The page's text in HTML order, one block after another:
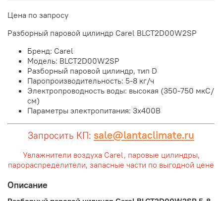
Цена по запросу
Разборный паровой цилиндр Carel BLCT2D00W2SP
Бренд: Carel
Модель: BLCT2D00W2SP
Разборный паровой цилиндр, тип D
Паропроизводительность: 5-8 кг/ч
Электропроводность воды: высокая (350-750 мкС/
см)
Параметры электропитания: 3x400В
Запросить КП: sale@lantaclimate.ru
Увлажнители воздуха Carel, паровые цилиндры,
парораспределители, запасные части по выгодной цене
Описание